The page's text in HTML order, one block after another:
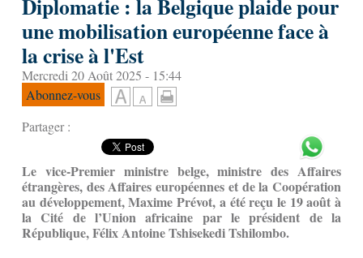
Diplomatie : la Belgique plaide pour
une mobilisation européenne face à
la crise à l'Est
Mercredi 20 Août 2025 - 15:44
Abonnez-vous
Partager :
Le vice-Premier ministre belge, ministre des Affaires
étrangères, des Affaires européennes et de la Coopération
au développement, Maxime Prévot, a été reçu le 19 août à
la Cité de l’Union africaine par le président de la
République, Félix Antoine Tshisekedi Tshilombo.